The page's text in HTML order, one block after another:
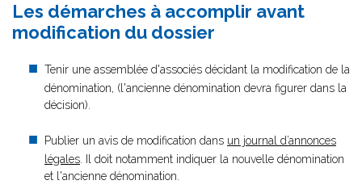
Les démarches à accomplir avant
modification du dossier
Tenir une assemblée d'associés décidant la modification de la
dénomination, (l'ancienne dénomination devra figurer dans la
décision).
Publier un avis de modification dans un journal d’annonces
légales . Il doit notamment indiquer la nouvelle dénomination
et l'ancienne dénomination.